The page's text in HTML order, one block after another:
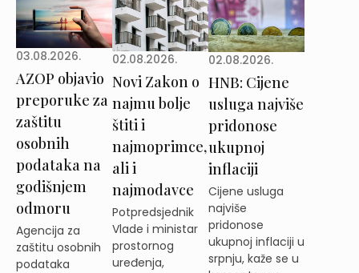
03.08.2026.
AZOP objavio
preporuke za
zaštitu
osobnih
podataka na
godišnjem
odmoru
Agencija za
zaštitu osobnih
podataka
02.08.2026.
Novi Zakon o
najmu bolje
štiti i
najmoprimce,
ali i
najmodavce
Potpredsjednik
Vlade i ministar
prostornog
uređenja,
02.08.2026.
HNB: Cijene
usluga najviše
pridonose
ukupnoj
inflaciji
Cijene usluga
najviše
pridonose
ukupnoj inflaciji u
srpnju, kaže se u